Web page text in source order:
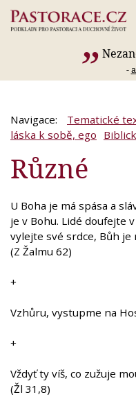
-
Navigace: Tematické
láska k sobě, ego
Různé
U Boha je má spása a
je v Bohu. Lidé doufejte
vylejte své srdce, Bůh je
(Z Žalmu 62)
+
Vzhůru, vystupme na
+
Vždyť ty víš, co zužuje
(Žl 31,8)